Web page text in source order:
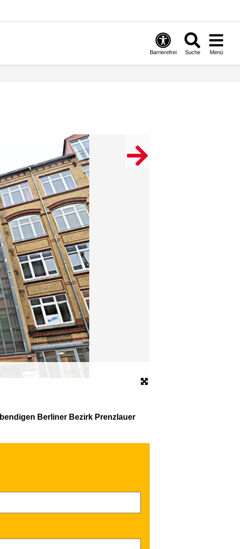
Barrierefrei Suche Menü
Berliner Bezirk Prenzlauer